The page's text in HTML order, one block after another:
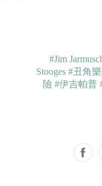
#Jim
Stooges #丑角
險 #伊吉帕普